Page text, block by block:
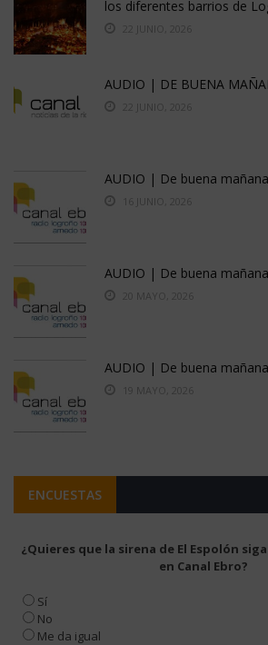
los diferentes barrios de
22 JUNIO, 2026
AUDIO | DE BUENA
22 JUNIO, 2026
AUDIO | De buena
16 JUNIO, 2026
AUDIO | De buena
20 MAYO, 2026
AUDIO | De buena
19 MAYO, 2026
ENCUESTAS
¿Quieres que la sirena de El Espolón
en Canal Ebro?
Sí
No
Me da igual